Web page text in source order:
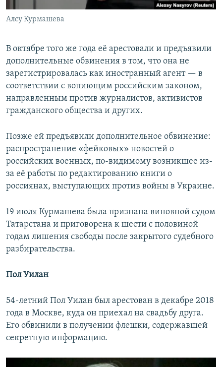
Алсу Курмашева
В октябре того же года её арестовали и предъявили
дополнительные обвинения в том, что она не
зарегистрировалась как иностранный агент — в
соответствии с вопиющим российским законом,
направленным против журналистов, активистов
гражданского общества и других.
Позже ей предъявили дополнительное обвинение:
распространение «фейковых» новостей о
российских военных, по-видимому возникшее из-
за её работы по редактированию книги о
россиянах, выступающих против войны в Украине.
19 июля Курмашева была признана виновной судом
Татарстана и приговорена к шести с половиной
годам лишения свободы после закрытого судебного
разбирательства.
Пол Уилан
54-летний Пол Уилан был арестован в декабре 2018
года в Москве, куда он приехал на свадьбу друга.
Его обвинили в получении флешки, содержавшей
секретную информацию.